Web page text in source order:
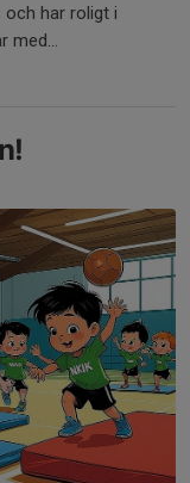
och har roligt i
med...